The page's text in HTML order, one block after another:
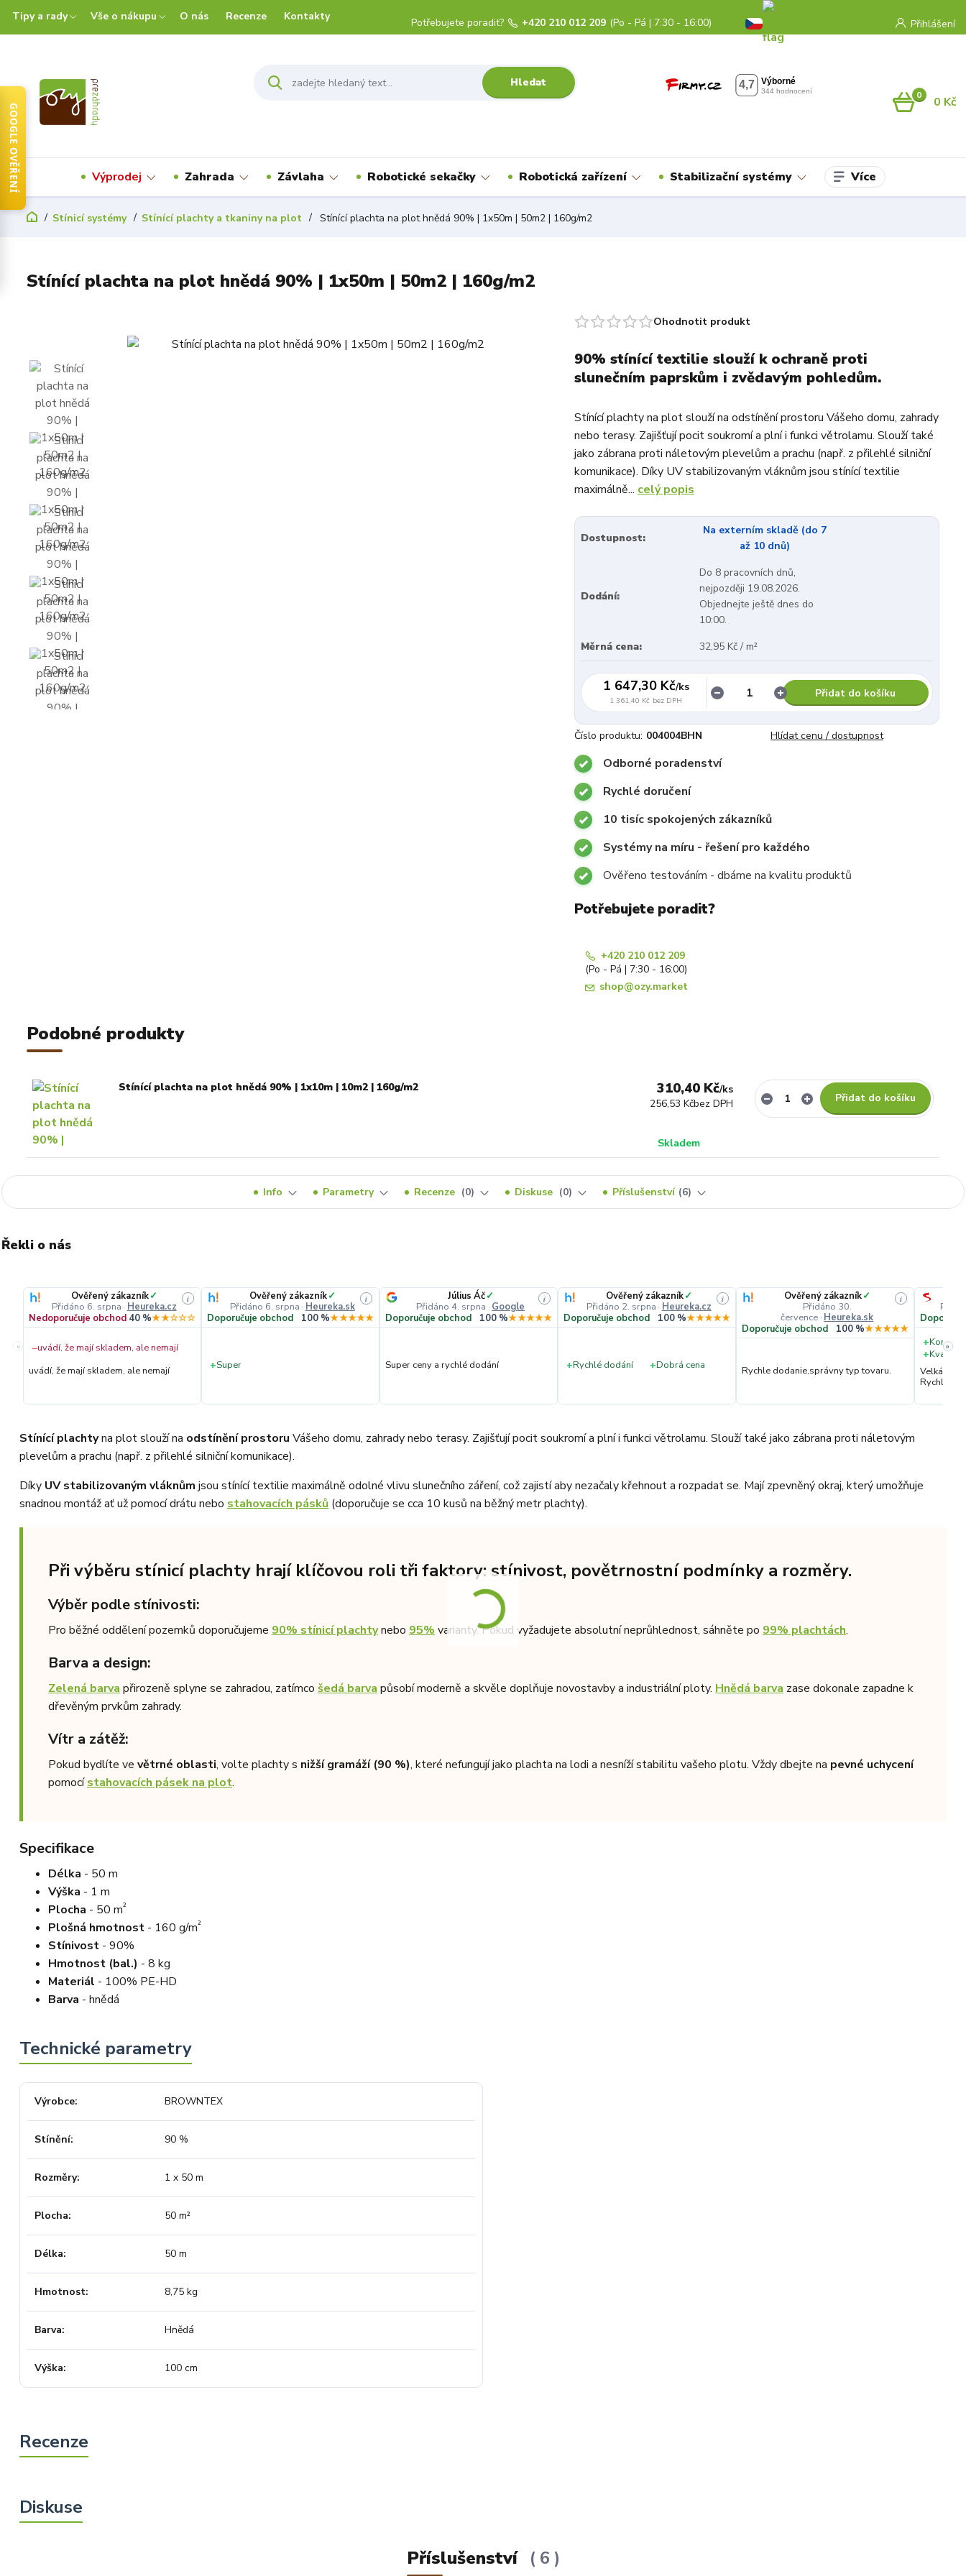
Tipy a rady Vše o nákupu O nás Recenze Kontakty
Přihlášení
Hledat
Potřebujete poradit? +420 210 012 209 (Po - Pá | 7:30 - 16:00)
0 0 Kč
Výprodej Zahrada Závlaha Robotické sekačky Robotická zařízení Stabilizační systémy Více
Stínicí systémy Stínící plachty a tkaniny na plot Stínící plachta na plot hnědá 90% | 1x50m | 50m2 | 160g/m2
Stínící plachta na plot hnědá 90% | 1x50m | 50m2 | 160g/m2
Ohodnotit produkt
90% stínící textilie slouží k ochraně proti
slunečním paprskům i zvědavým pohledům.
Stínící plachty na plot slouží na odstínění prostoru Vášeho domu, zahrady
nebo terasy. Zajišťují pocit soukromí a plní i funkci větrolamu. Slouží také
jako zábrana proti náletovým plevelům a prachu (např. z přilehlé silniční
komunikace). Díky UV stabilizovaným vláknům jsou stínící textilie
maximálně... celý popis
Dostupnost:
Na externím skladě (do 7
až 10 dnů)
Dodání:
Do 8 pracovních dnů,
nejpozději 19.08.2026.
Objednejte ještě dnes do
10:00.
Měrná cena:
32,95 Kč / m²
1 647,30 Kč/ks
1 361,40 Kč bez DPH
Přidat do košíku
Číslo produktu: 004004BHN Hlídat cenu / dostupnost
Odborné poradenství
Rychlé doručení
10 tisíc spokojených zákazníků
Systémy na míru - řešení pro každého
Ověřeno testováním - dbáme na kvalitu produktů
Potřebujete poradit?
+420 210 012 209
(Po - Pá | 7:30 - 16:00)
shop@ozy.market
Podobné produkty
Stínící plachta na plot hnědá 90% | 1x10m | 10m2 | 160g/m2 310,40 Kč/ks
256,53 Kčbez DPH
Skladem
Přidat do košíku
Info Parametry Recenze 0 Diskuse 0 Příslušenství 6
Řekli o nás
«
Ověřený zákazník✓
Přidáno 6. srpna · Heureka.cz
i
Nedoporučuje obchod 40 %★★☆☆☆
−uvádí, že mají skladem, ale nemají
uvádí, že mají skladem, ale nemají
Ověřený zákazník✓
Přidáno 6. srpna · Heureka.sk
i
Doporučuje obchod 100 %★★★★★
+Super
Július Áč✓
Přidáno 4. srpna · Google
i
Doporučuje obchod 100 %★★★★★
Super ceny a rychlé dodání
Ověřený zákazník✓
Přidáno 2. srpna · Heureka.cz
i
Doporučuje obchod 100 %★★★★★
+Rychlé dodání +Dobrá cena
Ověřený zákazník✓
Přidáno 30.
července · Heureka.sk
i
Doporučuje obchod 100 %★★★★★
Rychle dodanie,správny typ tovaru.
+
+Kvalita
Velká
Rychlé
»
Stínící plachtyna plot slouží na odstínění prostoru Vášeho domu, zahrady nebo terasy. Zajišťují pocit soukromí a plní i funkci větrolamu. Slouží také jako zábrana proti náletovým
plevelům a prachu (např. z přilehlé silniční komunikace).
Díky UV stabilizovaným vláknům jsou stínící textilie maximálně odolné vlivu slunečního záření, což zajistí aby nezačaly křehnout a rozpadat se. Mají zpevněný okraj, který umožňuje
snadnou montáž ať už pomocí drátu nebo stahovacích pásků (doporučuje se cca 10 kusů na běžný metr plachty).
Při výběru stínicí plachty hrají klíčovou roli tři faktory: stínivost, povětrnostní podmínky a rozměry.
Výběr podle stínivosti:
Pro běžné oddělení pozemků doporučujeme 90% stínicí plachtynebo 95% varianty. Pokud vyžadujete absolutní neprůhlednost, sáhněte po 99% plachtách.
Barva a design:
Zelená barva přirozeně splyne se zahradou, zatímco šedá barva působí moderně a skvěle doplňuje novostavby a industriální ploty. Hnědá barva zase dokonale zapadne k
dřevěným prvkům zahrady.
Vítr a zátěž:
Pokud bydlíte ve větrné oblasti, volte plachty s nižší gramáží (90 %), které nefungují jako plachta na lodi a nesníží stabilitu vašeho plotu. Vždy dbejte na pevné uchycení
pomocístahovacích pásek na plot.
Specifikace
Délka - 50 m
Výška - 1 m
Plocha - 50 m²
Plošná hmotnost - 160 g/m²
Stínivost - 90%
Hmotnost (bal.) - 8 kg
Materiál - 100% PE-HD
Barva - hnědá
Výrobce BROWNTEX
Stínění 90 %
Rozměry 1 x 50 m
Plocha 50 m²
Délka 50 m
Hmotnost 8,75 kg
Barva Hnědá
Výška 100 cm
Příslušenství 6
GOOGLE OVĚŘENÍ